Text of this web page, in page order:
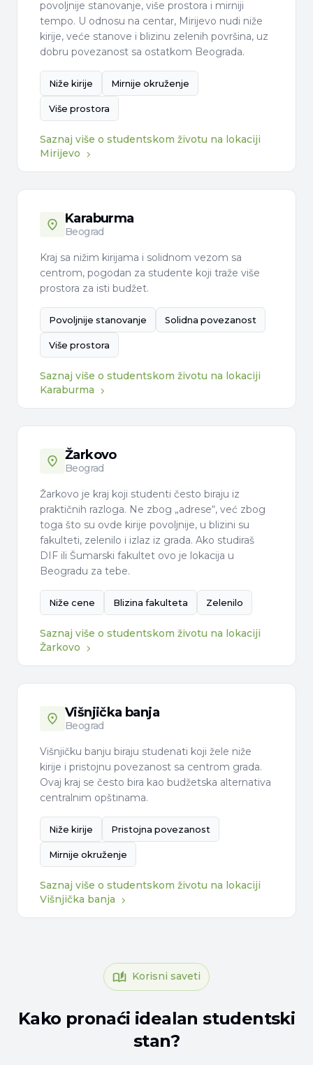
povoljnije stanovanje, više prostora i mirniji
tempo. U odnosu na centar, Mirijevo nudi niže
kirije, veće stanove i blizinu zelenih površina, uz
dobru povezanost sa ostatkom Beograda.
Niže kirije Mirnije okruženje
Više prostora
Saznaj više o studentskom životu na lokaciji
Mirijevo
Karaburma
Beograd
Kraj sa nižim kirijama i solidnom vezom sa
centrom, pogodan za studente koji traže više
prostora za isti budžet.
Povoljnije stanovanje Solidna povezanost
Više prostora
Saznaj više o studentskom životu na lokaciji
Karaburma
Žarkovo
Beograd
Žarkovo je kraj koji studenti često biraju iz
praktičnih razloga. Ne zbog „adrese“, već zbog
toga što su ovde kirije povoljnije, u blizini su
fakulteti, zelenilo i izlaz iz grada. Ako studiraš
DIF ili Šumarski fakultet ovo je lokacija u
Beogradu za tebe.
Niže cene Blizina fakulteta Zelenilo
Saznaj više o studentskom životu na lokaciji
Žarkovo
Višnjička banja
Beograd
Višnjičku banju biraju studenati koji žele niže
kirije i pristojnu povezanost sa centrom grada.
Ovaj kraj se često bira kao budžetska alternativa
centralnim opštinama.
Niže kirije Pristojna povezanost
Mirnije okruženje
Saznaj više o studentskom životu na lokaciji
Višnjička banja
Korisni saveti
Kako pronaći idealan studentski
stan?